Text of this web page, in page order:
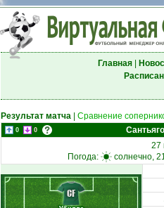
Главная|
Результат матча Сравнение
0 0
27
Погода:
солнечно,
CF